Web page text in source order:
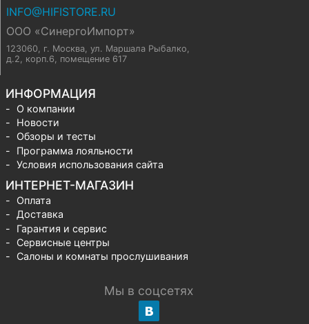
INFO@HIFISTORE.RU
ООО «СинергоИмпорт»
123060, г. Москва ул. Маршала Рыбалко,
д.2, корп.6, помещение 617
ИНФОРМАЦИЯ
О компании
Новости
Обзоры и тесты
Программа лояльности
Условия использования сайта
ИНТЕРНЕТ-МАГАЗИН
Оплата
Доставка
Гарантия и сервис
Сервисные центры
Салоны и комнаты прослушивания
Мы в соцсетях